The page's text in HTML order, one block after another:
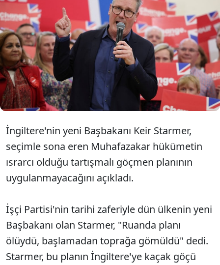
İngiltere'de seçimden zaferle çıkan İşçi
Partili yeni Başbakan Keir Starmer,
tartışmalı göçmen planını rafa kaldırdı.
İngiltere'nin yeni Başbakanı Keir Starmer,
seçimle sona eren Muhafazakar hükümetin
ısrarcı olduğu tartışmalı göçmen planının
uygulanmayacağını açıkladı.
İşçi Partisi'nin tarihi zaferiyle dün ülkenin yeni
Başbakanı olan Starmer, "Ruanda planı
ölüydü, başlamadan toprağa gömüldü" dedi.
Starmer, bu planın İngiltere'ye kaçak göçü